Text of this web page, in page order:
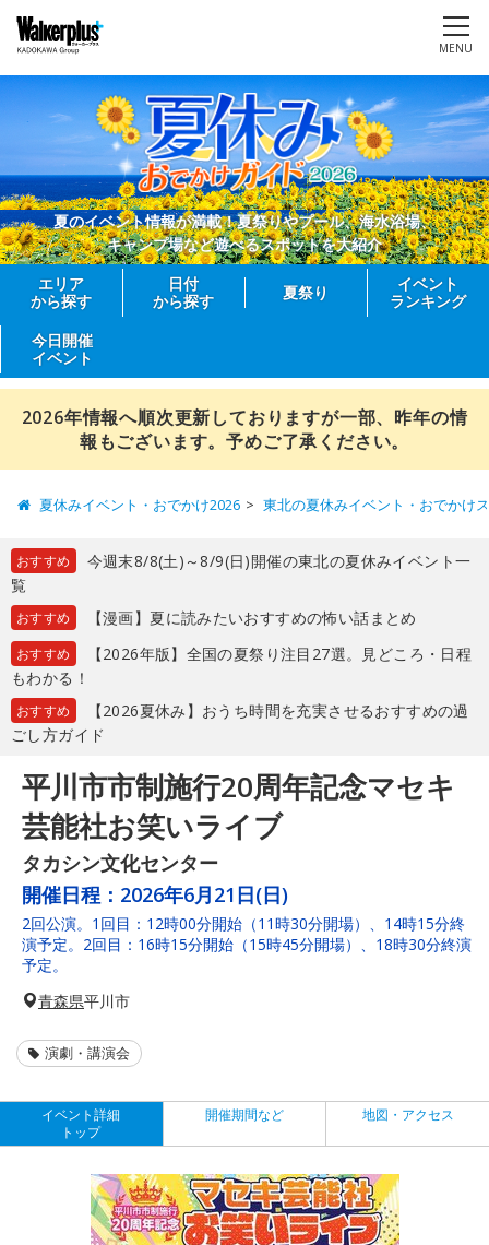
MENU
夏のイベント情報が満載！夏祭りやプール、海水浴場、
キャンプ場など遊べるスポットを大紹介
エリア
から探す
日付
から探す
夏祭り
イベント
ランキング
今日開催
イベント
2026年情報へ順次更新しておりますが一部、昨年の情
報もございます。予めご了承ください。
夏休みイベント・おでかけ2026 東北の夏休みイベント・おでかけ
おすすめ
今週末8/8(土)～8/9(日)開催の東北の夏休みイベント一
覧
おすすめ 【漫画】夏に読みたいおすすめの怖い話まとめ
おすすめ
【2026年版】全国の夏祭り注目27選。見どころ・日程
もわかる！
おすすめ
【2026夏休み】おうち時間を充実させるおすすめの過
ごし方ガイド
平川市市制施行20周年記念マセキ
芸能社お笑いライブ
タカシン文化センター
開催日程： 2026年6月21日(日)
2回公演。1回目：12時00分開始（11時30分開場）、14時15分終
演予定。2回目：16時15分開始（15時45分開場）、18時30分終演
予定。
青森県平川市
演劇・講演会
イベント詳細
トップ
開催期間など 地図・アクセス